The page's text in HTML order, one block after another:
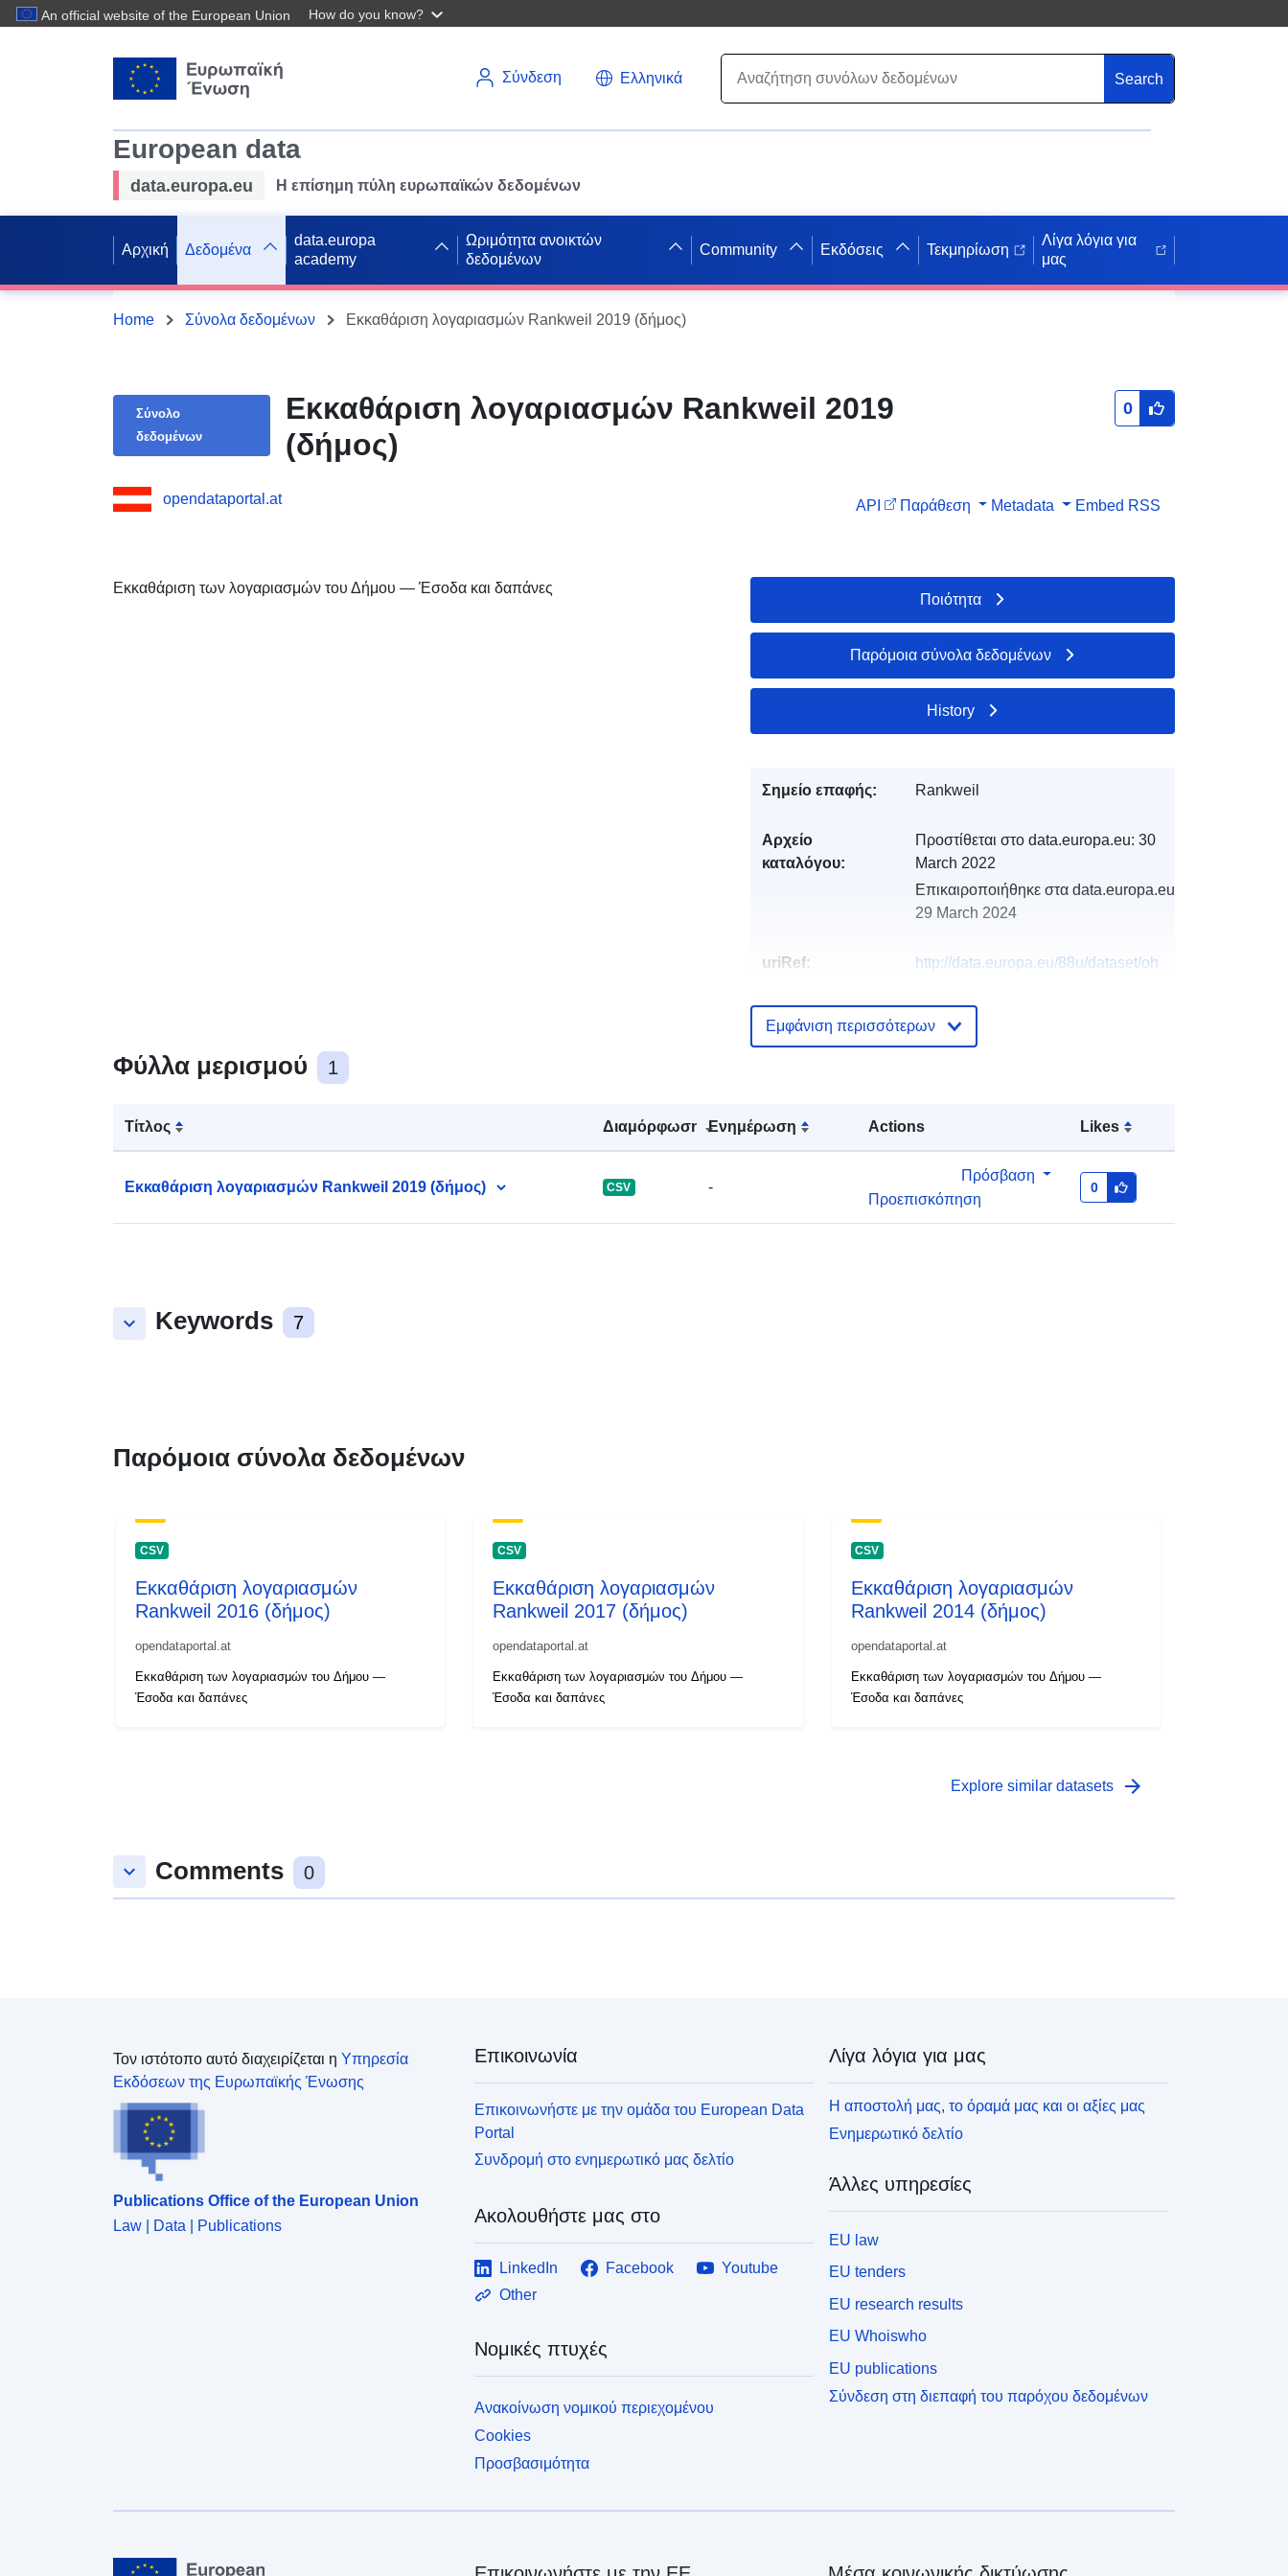
An official website of the European Union How do you know?
Σύνδεση Ελληνικά Search
European data
data.europa.eu Η επίσημη πύλη ευρωπαϊκών δεδομένων
Αρχική Δεδομένα
data.europa
academy
Ωριμότητα ανοικτών
δεδομένων
Community Εκδόσεις Τεκμηρίωση
Λίγα λόγια για
μας
Home Σύνολα δεδομένων Εκκαθάριση λογαριασμών Rankweil 2019 (δήμος)
Σύνολο
δεδομένων
Εκκαθάριση λογαριασμών Rankweil 2019
(δήμος)
0
opendataportal.at API Παράθεση Metadata Embed RSS
Εκκαθάριση των λογαριασμών του Δήμου — Έσοδα και δαπάνες
Φύλλα μερισμού 1
Τίτλος Διαμόρφωση Ενημέρωση Actions Likes
Εκκαθάριση λογαριασμών Rankweil 2019 (δήμος) CSV -
Πρόσβαση
Προεπισκόπηση
0
keyboard_arrow_down Keywords 7
Ποιότητα
Παρόμοια σύνολα δεδομένων
History
Σημείο επαφής: Rankweil
Αρχείο
καταλόγου:
Προστίθεται στο data.europa.eu: 30
March 2022
Επικαιροποιήθηκε στα data.europa.eu:
29 March 2024
uriRef:
http://data.europa.eu/88u/dataset/oh
2019-gemeinde
Εμφάνιση περισσότερων
Παρόμοια σύνολα δεδομένων
CSV
Εκκαθάριση λογαριασμών
Rankweil 2016 (δήμος)
opendataportal.at
Εκκαθάριση των λογαριασμών του Δήμου —
Έσοδα και δαπάνες
CSV
Εκκαθάριση λογαριασμών
Rankweil 2017 (δήμος)
opendataportal.at
Εκκαθάριση των λογαριασμών του Δήμου —
Έσοδα και δαπάνες
CSV
Εκκαθάριση λογαριασμών
Rankweil 2014 (δήμος)
opendataportal.at
Εκκαθάριση των λογαριασμών του Δήμου —
Έσοδα και δαπάνες
Explore similar datasets arrow_forward
keyboard_arrow_down Comments 0
Τον ιστότοπο αυτό διαχειρίζεται η Υπηρεσία
Εκδόσεων της Ευρωπαϊκής Ένωσης
Publications Office of the European Union
Law | Data | Publications
Επικοινωνία
Επικοινωνήστε με την ομάδα του European Data
Portal
Συνδρομή στο ενημερωτικό μας δελτίο
Ακολουθήστε μας στο
LinkedIn Facebook
Youtube
Other
Νομικές πτυχές
Ανακοίνωση νομικού περιεχομένου
Cookies
Προσβασιμότητα
Λίγα λόγια για μας
Η αποστολή μας, το όραμά μας και οι αξίες μας
Ενημερωτικό δελτίο
Άλλες υπηρεσίες
EU law
EU tenders
EU research results
EU Whoiswho
EU publications
Σύνδεση στη διεπαφή του παρόχου δεδομένων